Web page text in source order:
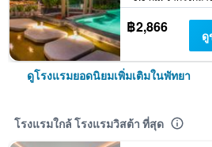
฿2,866 ดู
ดูโรงแรมยอดนิยมเพิ่มเติมในพัทยา
โรงแรมใกล้ โรงแรมวิสต้า ที่สุด